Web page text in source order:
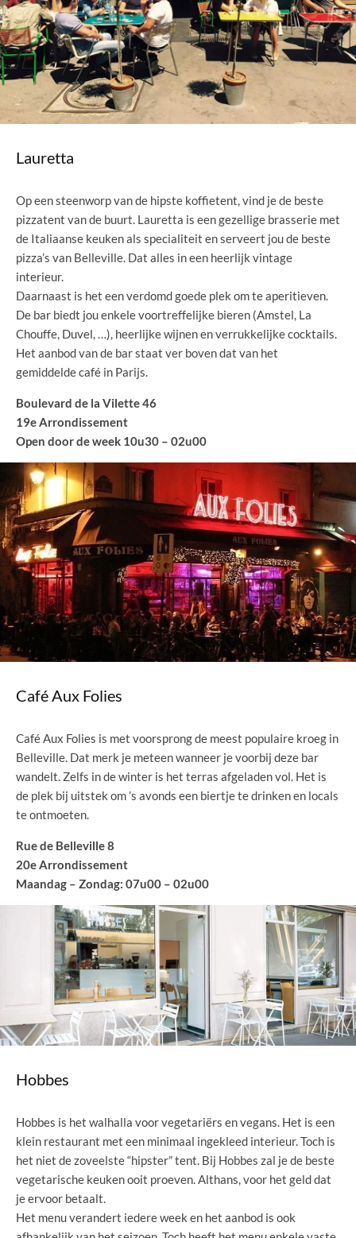
Lauretta
Op een steenworp van de hipste koffietent, vind je de beste
pizzatent van de buurt. Lauretta is een gezellige brasserie met
de Italiaanse keuken als specialiteit en serveert jou de beste
pizza’s van Belleville. Dat alles in een heerlijk vintage
interieur.
Daarnaast is het een verdomd goede plek om te aperitieven.
De bar biedt jou enkele voortreffelijke bieren (Amstel, La
Chouffe, Duvel, …), heerlijke wijnen en verrukkelijke cocktails.
Het aanbod van de bar staat ver boven dat van het
gemiddelde café in Parijs.
Boulevard de la Vilette 46
19e Arrondissement
Open door de week 10u30 – 02u00
Café Aux Folies
Café Aux Folies is met voorsprong de meest populaire kroeg in
Belleville. Dat merk je meteen wanneer je voorbij deze bar
wandelt. Zelfs in de winter is het terras afgeladen vol. Het is
de plek bij uitstek om ’s avonds een biertje te drinken en locals
te ontmoeten.
Rue de Belleville 8
20e Arrondissement
Maandag – Zondag: 07u00 – 02u00
Hobbes
Hobbes is het walhalla voor vegetariërs en vegans. Het is een
klein restaurant met een minimaal ingekleed interieur. Toch is
het niet de zoveelste “hipster” tent. Bij Hobbes zal je de beste
vegetarische keuken ooit proeven. Althans, voor het geld dat
je ervoor betaalt.
Het menu verandert iedere week en het aanbod is ook